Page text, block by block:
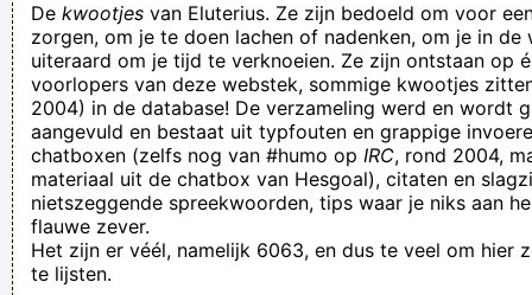
Armstrong
I can you not outstand!
'n kennis van Dennis is een maat van Kaat.
I really need to stop watching anything to do with flat
earthers. I just can not take that much stupid.
de mensheid wordt dommer en wij gaan daar in mee.
ingen gillar din nagging. Stör inte, bara lura dig själv
het is bijzonder ontmoedigend wanneer je partner iemand
De kwootjes van Eluterius. Ze zijn bedoeld om voor
zorgen, om je te doen lachen of nadenken, om je in de
uiteraard om je tijd te verknoeien. Ze zijn ontstaan op
voorlopers van deze webstek, sommige kwootjes
2004) in de database! De verzameling werd en wordt
aangevuld en bestaat uit typfouten en grappige
chatboxen (zelfs nog van #humo op IRC, rond 2004,
materiaal uit de chatbox van Hesgoal), citaten en
nietszeggende spreekwoorden, tips waar je niks aan
flauwe zever.
Het zijn er véél, namelijk 6063, en dus te veel om hier
te lijsten.